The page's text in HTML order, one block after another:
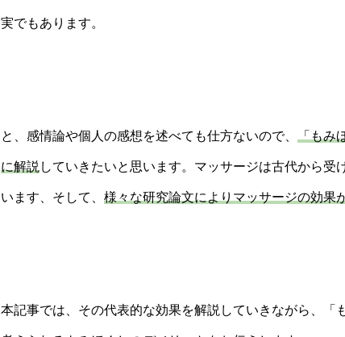
実でもあります。
と、感情論や個人の感想を述べても仕方ないので、 「もみ
に解説 していきたいと思います。マッサージは古代から
います、そして、 様々な研究論文によりマッサージの効果
本記事では、その代表的な効果を解説していきながら、「